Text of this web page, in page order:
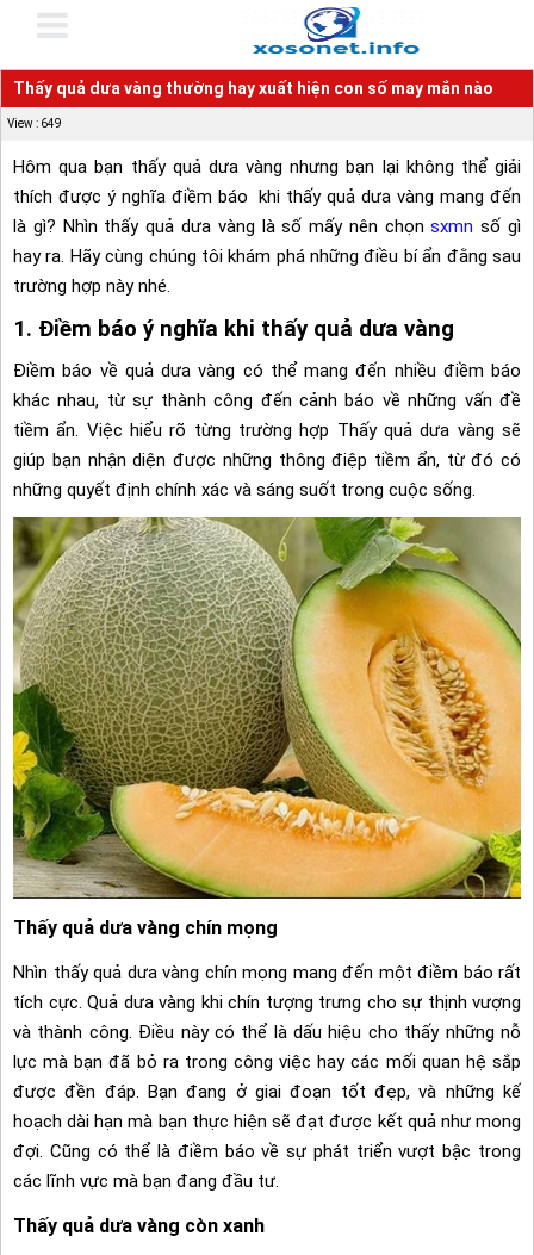
Thấy quả dưa vàng thường hay xuất hiện con số may mắn nào
View : 649
Hôm qua bạn thấy quả dưa vàng nhưng bạn lại không thể giải
thích được ý nghĩa điềm báo khi thấy quả dưa vàng mang đến
là gì? Nhìn thấy quả dưa vàng là số mấy nên chọnsxmn số gì
hay ra. Hãy cùng chúng tôi khám phá những điều bí ẩn đằng sau
trường hợp này nhé.
1. Điềm báo ý nghĩa khi thấy quả dưa vàng
Điềm báo về quả dưa vàng có thể mang đến nhiều điềm báo
khác nhau, từ sự thành công đến cảnh báo về những vấn đề
tiềm ẩn. Việc hiểu rõ từng trường hợp Thấy quả dưa vàng sẽ
giúp bạn nhận diện được những thông điệp tiềm ẩn, từ đó có
những quyết định chính xác và sáng suốt trong cuộc sống.
Thấy quả dưa vàng chín mọng
Nhìn thấy quả dưa vàng chín mọng mang đến một điềm báo rất
tích cực. Quả dưa vàng khi chín tượng trưng cho sự thịnh vượng
và thành công. Điều này có thể là dấu hiệu cho thấy những nỗ
lực mà bạn đã bỏ ra trong công việc hay các mối quan hệ sắp
được đền đáp. Bạn đang ở giai đoạn tốt đẹp, và những kế
hoạch dài hạn mà bạn thực hiện sẽ đạt được kết quả như mong
đợi. Cũng có thể là điềm báo về sự phát triển vượt bậc trong
các lĩnh vực mà bạn đang đầu tư.
Thấy quả dưa vàng còn xanh